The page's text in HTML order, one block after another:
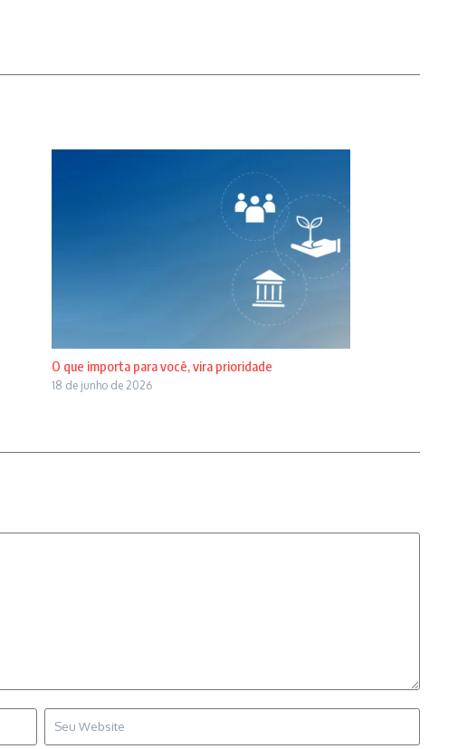
O que importa para você, vira prioridade
18 de junho de 2026